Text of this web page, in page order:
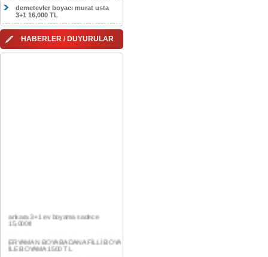
demetevler boyacı murat usta
3+1 16,000 TL
HABERLER / DUYURULAR
ERYAMAN BOYA BADANA FİLLİ BOYA
İLE BOYAMA 1500 TL
filli boya marshall boya dyo boya ile
komple daireleriniz herşey dahil 1500